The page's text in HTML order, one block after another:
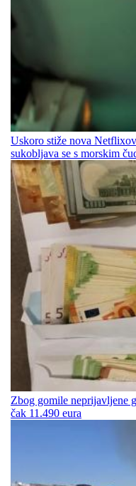
Uskoro stiže nova
sukobljava se s morskim
Zbog gomile neprijavljene
čak 11.490 eura